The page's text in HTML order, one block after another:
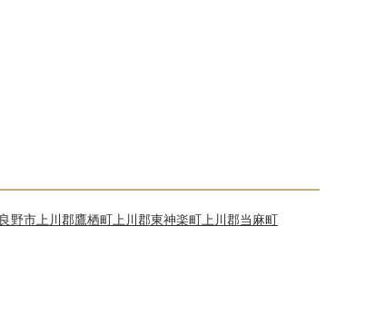
野市 上川郡鷹栖町 上川郡東神楽町 上川郡当麻町